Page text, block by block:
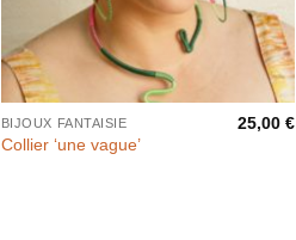
BIJOUX FANTAISIE
Collier ‘une vague’
25,00€